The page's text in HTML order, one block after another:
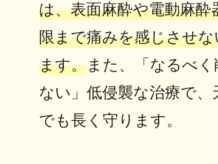
は、表面麻酔や電動麻酔
限まで痛みを感じさせ
ます。また、「なるべ
ない」低侵襲な治療で
でも長く守ります。